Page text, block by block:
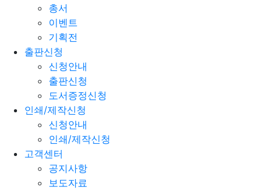
총서
이벤트
기획전
출판신청
신청안내
출판신청
도서증정신청
인쇄/제작신청
신청안내
인쇄/제작신청
고객센터
공지사항
보도자료